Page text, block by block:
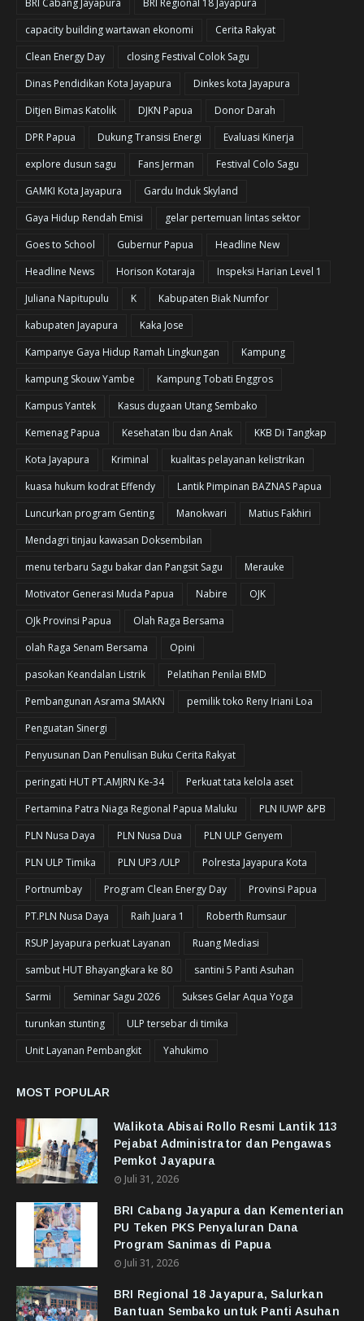
BRI Cabang Jayapura
BRI Regional 18 Jayapura
capacity building wartawan ekonomi
Cerita Rakyat
Clean Energy Day
closing Festival Colok Sagu
Dinas Pendidikan Kota Jayapura
Dinkes kota Jayapura
Ditjen Bimas Katolik
DJKN Papua
Donor Darah
DPR Papua
Dukung Transisi Energi
Evaluasi Kinerja
explore dusun sagu
Fans Jerman
Festival Colo Sagu
GAMKI Kota Jayapura
Gardu Induk Skyland
Gaya Hidup Rendah Emisi
gelar pertemuan lintas sektor
Goes to School
Gubernur Papua
Headline New
Headline News
Horison Kotaraja
Inspeksi Harian Level 1
Juliana Napitupulu
K
Kabupaten Biak Numfor
kabupaten Jayapura
Kaka Jose
Kampanye Gaya Hidup Ramah Lingkungan
Kampung
kampung Skouw Yambe
Kampung Tobati Enggros
Kampus Yantek
Kasus dugaan Utang Sembako
Kemenag Papua
Kesehatan Ibu dan Anak
KKB Di Tangkap
Kota Jayapura
Kriminal
kualitas pelayanan kelistrikan
kuasa hukum kodrat Effendy
Lantik Pimpinan BAZNAS Papua
Luncurkan program Genting
Manokwari
Matius Fakhiri
Mendagri tinjau kawasan Doksembilan
menu terbaru Sagu bakar dan Pangsit Sagu
Merauke
Motivator Generasi Muda Papua
Nabire
OJK
OJk Provinsi Papua
Olah Raga Bersama
olah Raga Senam Bersama
Opini
pasokan Keandalan Listrik
Pelatihan Penilai BMD
Pembangunan Asrama SMAKN
pemilik toko Reny Iriani Loa
Penguatan Sinergi
Penyusunan Dan Penulisan Buku Cerita Rakyat
peringati HUT PT.AMJRN Ke-34
Perkuat tata kelola aset
Pertamina Patra Niaga Regional Papua Maluku
PLN IUWP &PB
PLN Nusa Daya
PLN Nusa Dua
PLN ULP Genyem
PLN ULP Timika
PLN UP3 /ULP
Polresta Jayapura Kota
Portnumbay
Program Clean Energy Day
Provinsi Papua
PT.PLN Nusa Daya
Raih Juara 1
Roberth Rumsaur
RSUP Jayapura perkuat Layanan
Ruang Mediasi
sambut HUT Bhayangkara ke 80
santini 5 Panti Asuhan
Sarmi
Seminar Sagu 2026
Sukses Gelar Aqua Yoga
turunkan stunting
ULP tersebar di timika
Unit Layanan Pembangkit
Yahukimo
MOST POPULAR
Walikota Abisai Rollo Resmi Lantik 113
Pejabat Administrator dan Pengawas
Pemkot Jayapura
Juli 31, 2026
BRI Cabang Jayapura dan Kementerian
PU Teken PKS Penyaluran Dana
Program Sanimas di Papua
Juli 31, 2026
BRI Regional 18 Jayapura, Salurkan
Bantuan Sembako untuk Panti Asuhan